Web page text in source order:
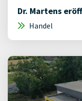
Dr. Martens
Handel